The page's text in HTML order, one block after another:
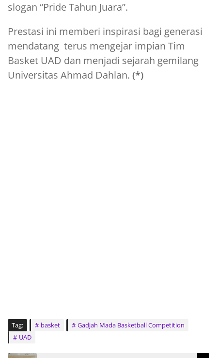
slogan “Pride Tahun Juara”.
Prestasi ini memberi inspirasi bagi generasi
mendatang terus mengejar impian Tim
Basket UAD dan menjadi sejarah gemilang
Universitas Ahmad Dahlan. (*)
Tag: basket
Gadjah Mada Basketball Competition
UAD